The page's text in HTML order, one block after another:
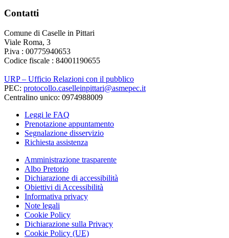
Contatti
Comune di Caselle in Pittari
Viale Roma, 3
P.iva : 00775940653
Codice fiscale : 84001190655
URP – Ufficio Relazioni con il pubblico
PEC: protocollo.caselleinpittari@asmepec.it
Centralino unico: 0974988009
Leggi le FAQ
Prenotazione appuntamento
Segnalazione disservizio
Richiesta assistenza
Amministrazione trasparente
Albo Pretorio
Dichiarazione di accessibilità
Obiettivi di Accessibilità
Informativa privacy
Note legali
Cookie Policy
Dichiarazione sulla Privacy
Cookie Policy (UE)